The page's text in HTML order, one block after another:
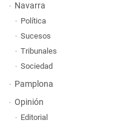
Navarra
Política
Sucesos
Tribunales
Sociedad
Pamplona
Opinión
Editorial